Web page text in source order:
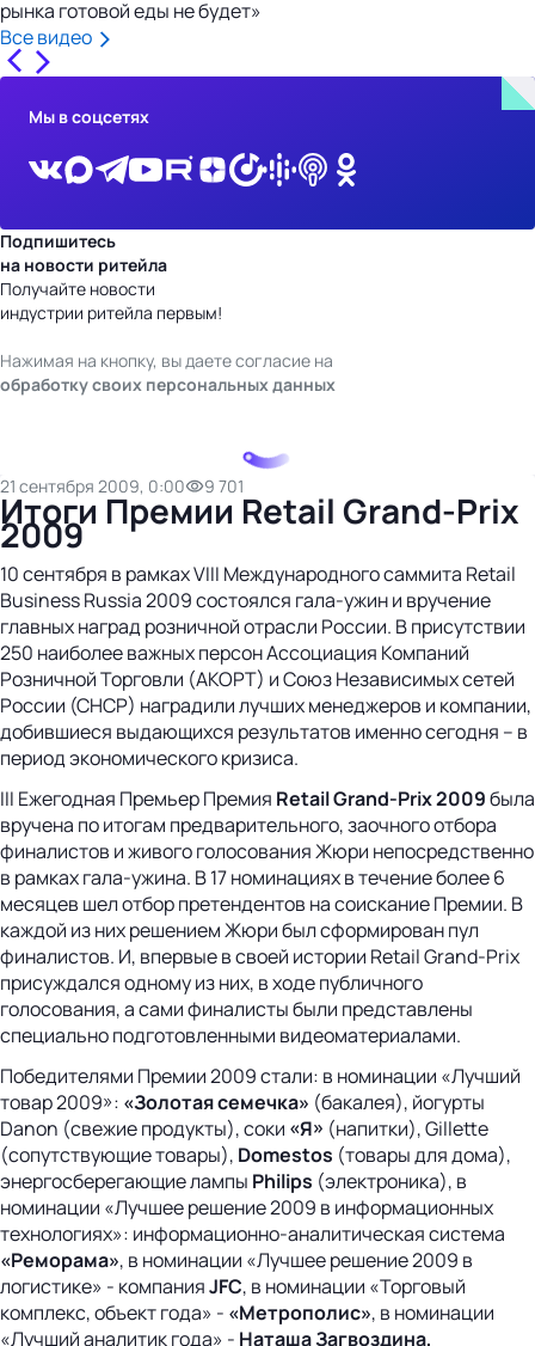
рынка готовой еды не будет»
Все видео
Мы в соцсетях
Подпишитесь
на новости ритейла
Получайте новости
индустрии ритейла первым!
Нажимая на кнопку, вы даете согласие на
обработку своих персональных данных
21 сентября 2009, 0:00 9 701
Итоги Премии Retail Grand-Prix
2009
10 сентября в рамках VIII Международного саммита Retail
Business Russia 2009 состоялся гала-ужин и вручение
главных наград розничной отрасли России. В присутствии
250 наиболее важных персон Ассоциация Компаний
Розничной Торговли (АКОРТ) и Союз Независимых сетей
России (СНСР) наградили лучших менеджеров и компании,
добившиеся выдающихся результатов именно сегодня – в
период экономического кризиса.
III Ежегодная Премьер Премия RetailGrand-Prix 2009была
вручена по итогам предварительного, заочного отбора
финалистов и живого голосования Жюри непосредственно
в рамках гала-ужина. В 17 номинациях в течение более 6
месяцев шел отбор претендентов на соискание Премии. В
каждой из них решением Жюри был сформирован пул
финалистов. И, впервые в своей истории Retail Grand-Prix
присуждался одному из них, в ходе публичного
голосования, а сами финалисты были представлены
специально подготовленными видеоматериалами.
Победителями Премии 2009 стали: в номинации «Лучший
товар 2009»: «Золотая семечка» (бакалея), йогурты
Danon (свежие продукты), соки «Я» (напитки), Gillette
(сопутствующие товары), Domestos (товары для дома),
энергосберегающие лампы Philips (электроника), в
номинации «Лучшее решение 2009 в информационных
технологиях»: информационно-аналитическая система
«Реморама», в номинации «Лучшее решение 2009 в
логистике» - компанияJFC, в номинации «Торговый
комплекс, объект года» - «Метрополис», в номинации
«Лучший аналитик года» - Наташа Загвоздина,